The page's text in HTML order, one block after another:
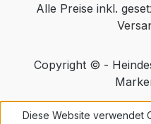
Alle Preise inkl.
Copyright © -
Diese Website verwendet